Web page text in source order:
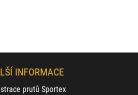
INFORMACE
prutů Sportex